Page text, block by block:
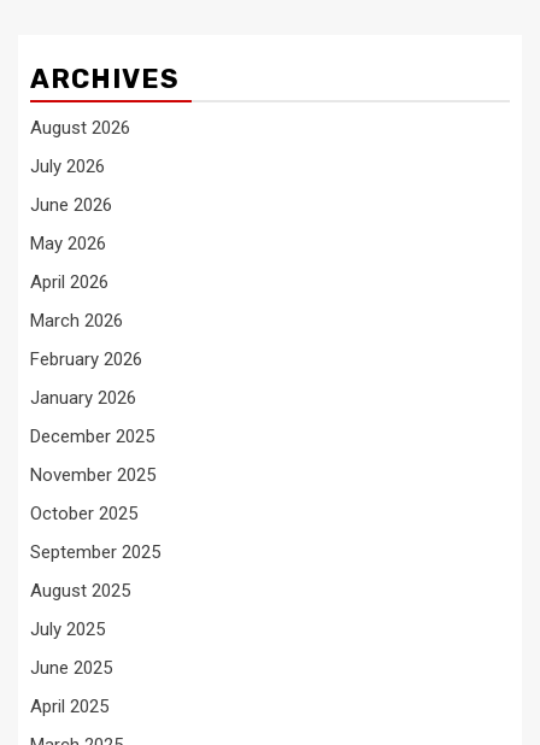
ARCHIVES
August 2026
July 2026
June 2026
May 2026
April 2026
March 2026
February 2026
January 2026
December 2025
November 2025
October 2025
September 2025
August 2025
July 2025
June 2025
April 2025